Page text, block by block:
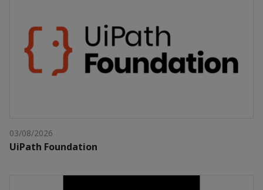
03/08/2026
UiPath Foundation